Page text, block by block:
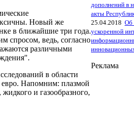
Новый же
в ближайшие три года.
спросом, ведь, согласно
различными
в области
Напомним: плазмой
и газообразного,
дополнений в
акты
25.04.2018 Об
ускоренной
Реклама